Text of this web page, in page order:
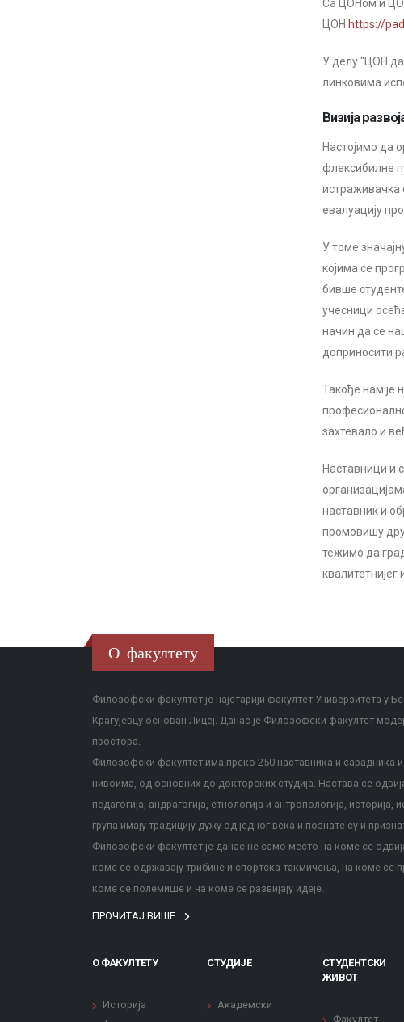
Са ЦОНом и
ЦОН:https://
У делу “ЦОН
линковима
Визија
Настојимо да
флексибилне
истраживачка
евалуацију
У томе
којима се
бивше
учесници
начин да се
доприносити
Такође нам је
захтевало и
Наставници и
наставник и
промовишу
тежимо да
О факултету
Филозофски факултет је најстарији факултет Универзитета у
Крагујевцу основан Лицеј. Данас је Филозофски факултет
простора.
Филозофски факултет има преко 250 наставника и сарадника
нивоима, од основних до докторских студија. Настава се
педагогија, андрагогија, етнологија и антропологија,
група имају традицију дужу од једног века и познате су и
Филозофски факултет је данас не само место на коме се
коме се одржавају трибине и спортска такмичења, на коме се
коме се полемише и на коме се развијају идеје.
ПРОЧИТАЈ ВИШЕ
О ФАКУЛТЕТУ
Историја
СТУДИЈЕ
Академски
СТУДЕНТСКИ
ЖИВОТ
Факултет